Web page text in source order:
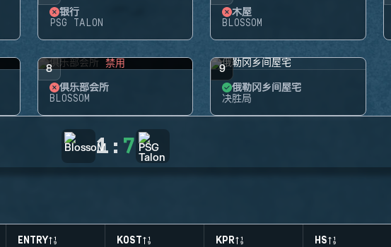
银行
PSG TALON
木屋
BLOSSOM
8 禁用
俱乐部会所
BLOSSOM
9
俄勒冈乡间屋宅
决胜局
1 : 7
ENTRY KOST KPR HS